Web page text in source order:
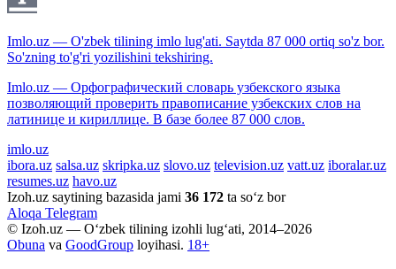
Imlo.uz — O'zbek tilining imlo lug'ati. Saytda 87 000 ortiq so'z bor.
So'zning to'g'ri yozilishini tekshiring.
Imlo.uz — Орфографический словарь узбекского языка
позволяющий проверить правописание узбекских слов на
латинице и кириллице. В базе более 87 000 слов.
imlo.uz
ibora.uz salsa.uz skripka.uz slovo.uz television.uz vatt.uz iboralar.uz
resumes.uz havo.uz
Izoh.uz saytining bazasida jami 36 172 ta so‘z bor
Aloqa Telegram
© Izoh.uz — O‘zbek tilining izohli lug‘ati, 2014–2026
Obuna va GoodGroup loyihasi. 18+